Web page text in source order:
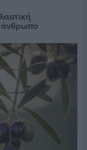
άνθρωπο